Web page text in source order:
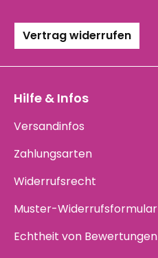
Vertrag widerrufen
Hilfe & Infos
Versandinfos
Zahlungsarten
Widerrufsrecht
Muster-Widerrufsformular
Echtheit von Bewertungen